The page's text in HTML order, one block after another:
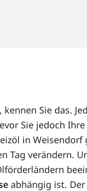
Sie das.
Sie jedoch Ihre
in
Tag verändern.
abhängig ist.